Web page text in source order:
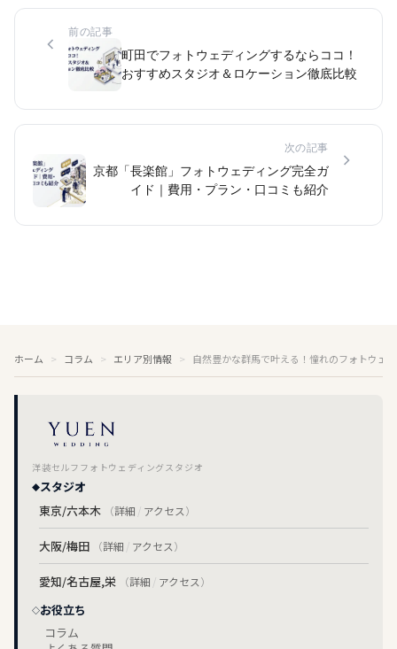
前の記事
町田でフォトウェディングするならココ！
おすすめスタジオ＆ロケーション徹底比較
次の記事
京都「長楽館」フォトウェディング完全ガ
イド｜費用・プラン・口コミも紹介
ホーム コラム エリア別情報 自然豊かな群馬で叶える！憧れのフォトウェ
洋装セルフフォトウェディングスタジオ
スタジオ
東京/六本木
（詳細 / アクセス）
大阪/梅田 （詳細 / アクセス）
愛知/名古屋,栄 （詳細 / アクセス）
お役立ち
コラム